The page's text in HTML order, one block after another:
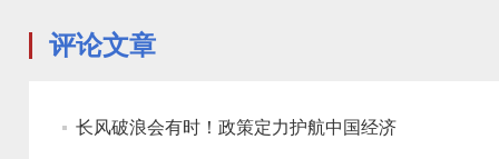
评论文章
长风破浪会有时！政策定力护航中国经济